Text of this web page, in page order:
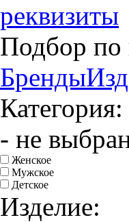
реквизиты
Подбор по
Бренды
Категория:
- не
Женское
Мужское
Детское
Изделие: